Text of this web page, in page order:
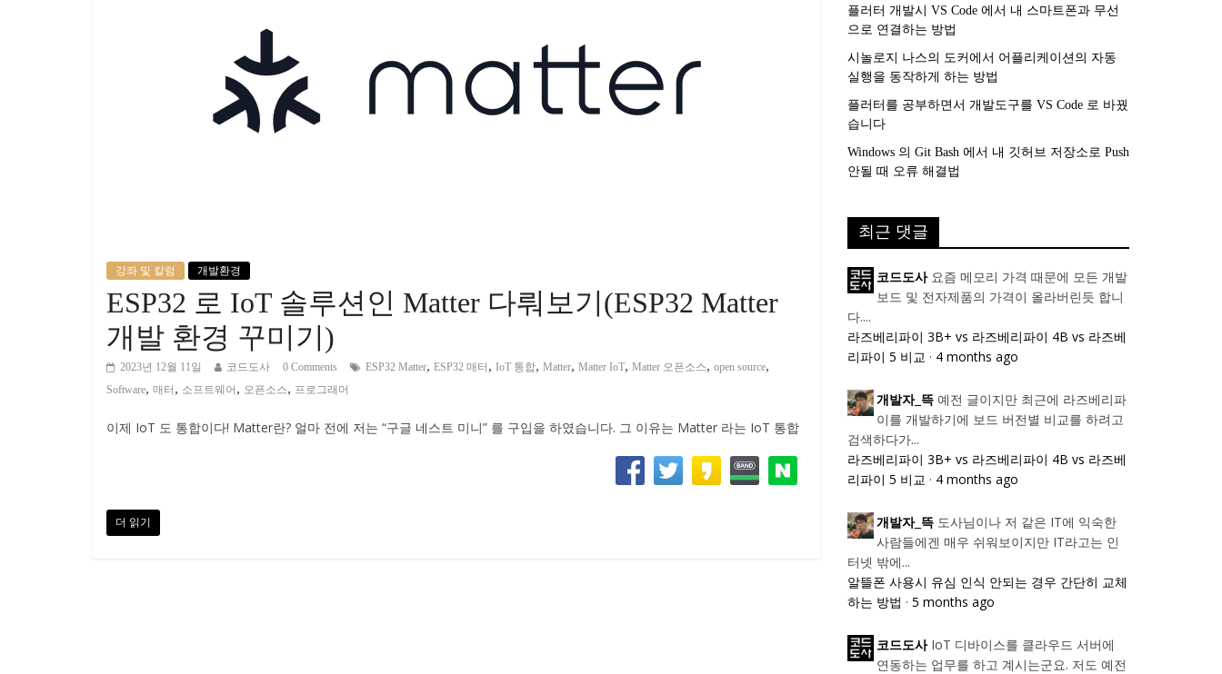
강좌 및 칼럼 개발환경
ESP32 로 IoT 솔루션인 Matter 다뤄보기(ESP32 Matter
개발 환경 꾸미기)
2023년 12월 11일 코드도사 0 Comments ESP32 Matter, ESP32 매터 , IoT 통합, Matter, Matter IoT, Matter 오픈소스, open source,
Software, 매터 , 소프트웨어 , 오픈소스, 프로그래머
이제 IoT 도 통합이다! Matter란? 얼마 전에 저는 “구글 네스트 미니” 를 구입을 하였습니다. 그 이유는 Matter 라는 IoT 통합
더 읽기
플러터 개발시 VS Code 에서 내 스마트폰과 무선
으로 연결하는 방법
시놀로지 나스의 도커에서 어플리케이션의 자동
실행을 동작하게 하는 방법
플러터를 공부하면서 개발도구를 VS Code 로 바꿨
습니다
Windows 의 Git Bash 에서 내 깃허브 저장소로 Push
안될 때 오류 해결법
최근 댓글
코드도사 요즘 메모리 가격 때문에 모든 개발
보드 및 전자제품의 가격이 올라버린듯 합니
다....
라즈베리파이 3B+ vs 라즈베리파이 4B vs 라즈베
리파이 5 비교 · 4 months ago
개발자_뜩 예전 글이지만 최근에 라즈베리파
이를 개발하기에 보드 버전별 비교를 하려고
검색하다가...
라즈베리파이 3B+ vs 라즈베리파이 4B vs 라즈베
리파이 5 비교 · 4 months ago
개발자_뜩 도사님이나 저 같은 IT에 익숙한
사람들에겐 매우 쉬워보이지만 IT라고는 인
터넷 밖에...
알뜰폰 사용시 유심 인식 안되는 경우 간단히 교체
하는 방법 · 5 months ago
코드도사 IoT 디바이스를 클라우드 서버에
연동하는 업무를 하고 계시는군요. 저도 예전